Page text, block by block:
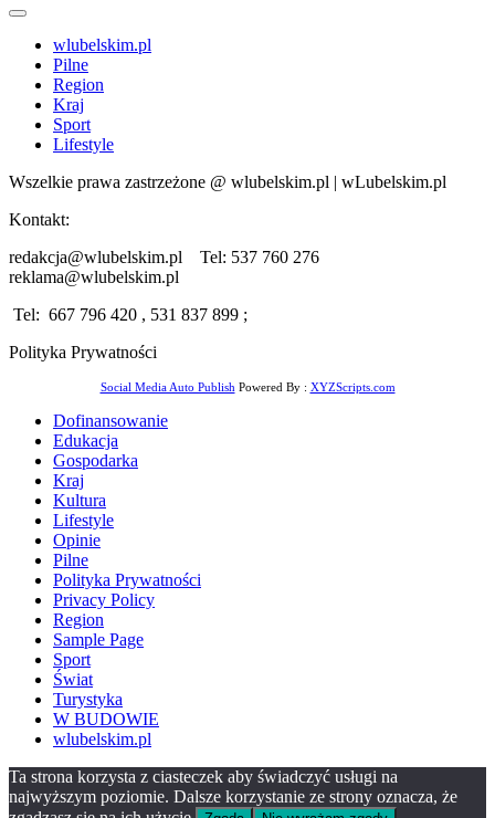
wlubelskim.pl
Pilne
Region
Kraj
Sport
Lifestyle
Wszelkie prawa zastrzeżone @ wlubelskim.pl | wLubelskim.pl
Kontakt:
redakcja@wlubelskim.pl Tel: 537 760 276
reklama@wlubelskim.pl
Tel: 667 796 420 , 531 837 899 ;
Polityka Prywatności
Social Media Auto Publish Powered By : XYZScripts.com
Dofinansowanie
Edukacja
Gospodarka
Kraj
Kultura
Lifestyle
Opinie
Pilne
Polityka Prywatności
Privacy Policy
Region
Sample Page
Sport
Świat
Turystyka
W BUDOWIE
wlubelskim.pl
Ta strona korzysta z ciasteczek aby świadczyć usługi na
najwyższym poziomie. Dalsze korzystanie ze strony oznacza, że